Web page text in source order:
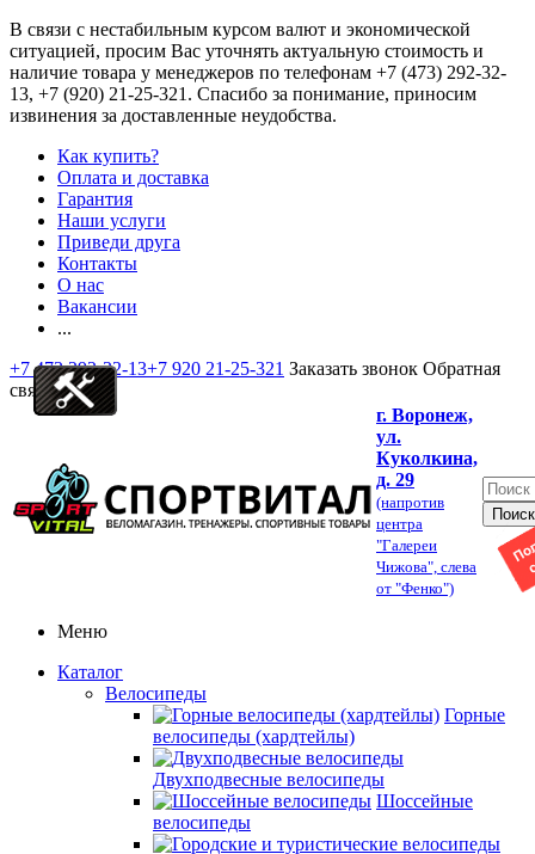
В связи с нестабильным курсом валют и экономической
ситуацией, просим Вас уточнять актуальную стоимость и
наличие товара у менеджеров по телефонам +7 (473) 292-32-
13, +7 (920) 21-25-321 . Спасибо за понимание, приносим
извинения за доставленные неудобства.
Как купить?
Оплата и доставка
Гарантия
Наши услуги
Приведи друга
Контакты
О нас
Вакансии
...
+7 473 292-32-13+7 920 21-25-321 Заказать звонок Обратная
связь
г. Воронеж,
ул.
Куколкина,
д. 29
(напротив
центра
"Галереи
Чижова", слева
от "Фенко")
Меню
Каталог
Велосипеды
Горные
велосипеды (хардтейлы)
Двухподвесные велосипеды
Шоссейные
велосипеды